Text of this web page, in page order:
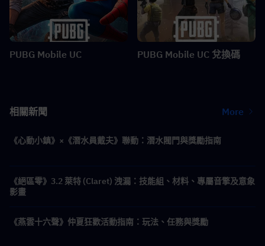
PUBG Mobile UC PUBG Mobile UC 兌換碼
相關新聞 More
《心動小鎮》×《潛水員戴夫》聯動：潛水閥門與獎勵指南
《絕區零》3.2 萊特 (Claret) 洩漏：技能組、材料、專屬音擎及意象
影畫
《燕雲十六聲》仲夏狂歡活動指南：玩法、任務與獎勵